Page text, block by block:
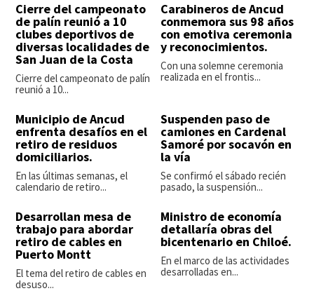
Cierre del campeonato
de palín reunió a 10
clubes deportivos de
diversas localidades de
San Juan de la Costa
Cierre del campeonato de palín
reunió a 10...
Carabineros de Ancud
conmemora sus 98 años
con emotiva ceremonia
y reconocimientos.
Con una solemne ceremonia
realizada en el frontis...
Municipio de Ancud
enfrenta desafíos en el
retiro de residuos
domiciliarios.
En las últimas semanas, el
calendario de retiro...
Suspenden paso de
camiones en Cardenal
Samoré por socavón en
la vía
Se confirmó el sábado recién
pasado, la suspensión...
Desarrollan mesa de
trabajo para abordar
retiro de cables en
Puerto Montt
El tema del retiro de cables en
desuso...
Ministro de economía
detallaría obras del
bicentenario en Chiloé.
En el marco de las actividades
desarrolladas en...